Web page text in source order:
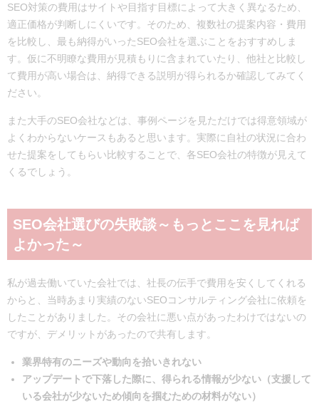
SEO対策の費用はサイトや目指す目標によって大きく異なるため、
適正価格が判断しにくいです。そのため、複数社の提案内容・費用
を比較し、最も納得がいったSEO会社を選ぶことをおすすめしま
す。仮に不明瞭な費用が見積もりに含まれていたり、他社と比較し
て費用が高い場合は、納得できる説明が得られるか確認してみてく
ださい。
また大手のSEO会社などは、事例ページを見ただけでは得意領域が
よくわからないケースもあると思います。実際に自社の状況に合わ
せた提案をしてもらい比較することで、各SEO会社の特徴が見えて
くるでしょう。
SEO会社選びの失敗談～もっとここを見れば
よかった～
私が過去働いていた会社では、社長の伝手で費用を安くしてくれる
からと、当時あまり実績のないSEOコンサルティング会社に依頼を
したことがありました。その会社に悪い点があったわけではないの
ですが、デメリットがあったので共有します。
業界特有のニーズや動向を拾いきれない
アップデートで下落した際に、得られる情報が少ない（支援して
いる会社が少ないため傾向を掴むための材料がない）